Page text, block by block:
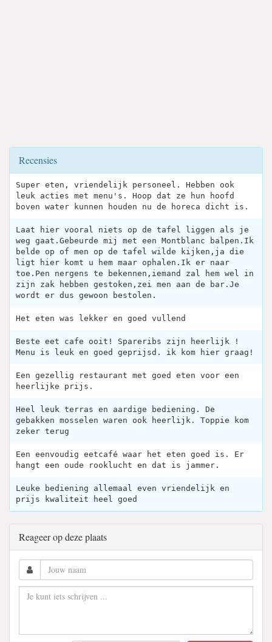
Recensies
Super eten, vriendelijk personeel. Hebben ook
leuk acties met menu's. Hoop dat ze hun hoofd
boven water kunnen houden nu de horeca dicht is.
Laat hier vooral niets op de tafel liggen als je
weg gaat.Gebeurde mij met een Montblanc balpen.Ik
belde op of men op de tafel wilde kijken,ja die
ligt hier komt u hem maar ophalen.Ik er naar
toe.Pen nergens te bekennen,iemand zal hem wel in
zijn zak hebben gestoken,zei men aan de bar.Je
wordt er dus gewoon bestolen.
Het eten was lekker en goed vullend
Beste eet cafe ooit! Spareribs zijn heerlijk !
Menu is leuk en goed geprijsd. ik kom hier graag!
Een gezellig restaurant met goed eten voor een
heerlijke prijs.
Heel leuk terras en aardige bediening. De
gebakken mosselen waren ook heerlijk. Toppie kom
zeker terug
Een eenvoudig eetcafé waar het eten goed is. Er
hangt een oude rooklucht en dat is jammer.
Leuke bediening allemaal even vriendelijk en
prijs kwaliteit heel goed
Reageer op deze plaats